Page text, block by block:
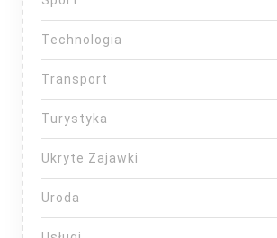
Technologia
Transport
Turystyka
Ukryte Zajawki
Uroda